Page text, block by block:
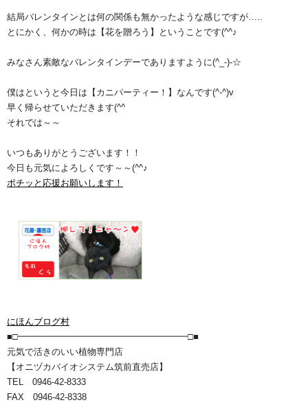
結局バレンタインとは何の関係も無かったような感じですが…..
とにかく、何かの時は【花を贈ろう】ということです(^^♪
みなさん素敵なバレンタインデーでありますように(^_-)-☆
僕はというと今日は【カニパーティー！】なんです(^-^)v
早く帰らせていただきます(^^ゞ
それでは～～
いつもありがとうございます！！
今日も元気によろしくです～～(^^♪
ポチッと応援お願いします！
にほんブログ村
■□━━━━━━━━━━━━━━━━━━━□■
元気で活きのいい植物専門店
【オニヅカバイオシステム筑前直売店】
TEL 0946-42-8333
FAX 0946-42-8338